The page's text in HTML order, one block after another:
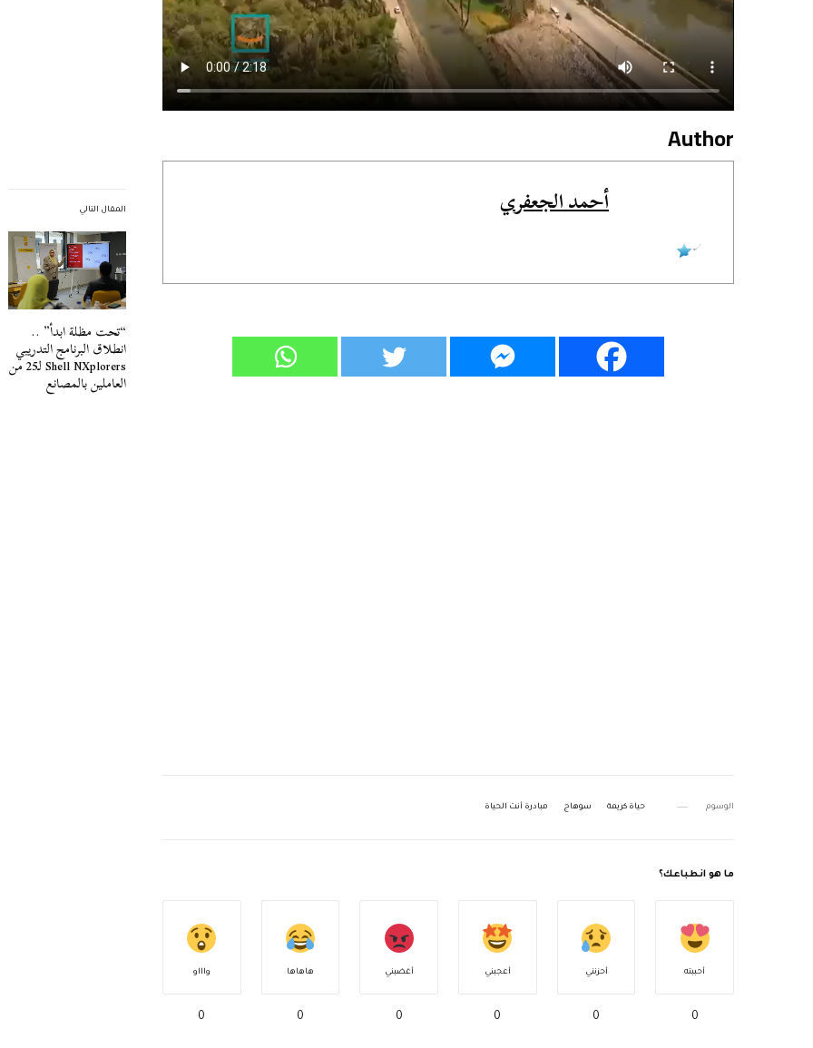
المقال التالي
“تحت مظلة ابدأ” ..
انطلاق البرنامج التدريبي
Shell NXplorers لـ25 من
العاملين بالمصانع
Author
أحمد الجعفري
الوسوم حياة كريمة سوهاج مبادرة أنت الحياة
ما هو انطباعك؟
أحببته
0
أحزنني
0
أعجبني
0
أغضبني
0
هاهاها
0
واااو
0